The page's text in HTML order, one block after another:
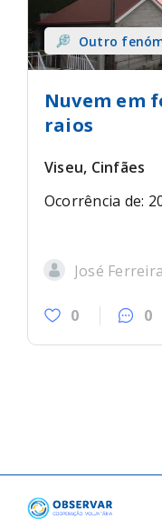
Outro
Nuvem em
raios
Viseu, Cinfães
Ocorrência de:
José Ferreira
0 0